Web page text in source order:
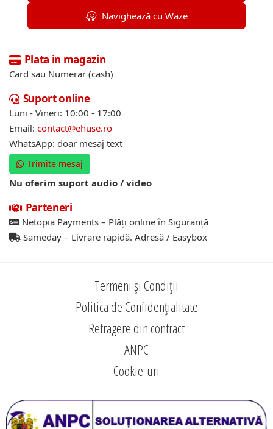
Navighează cu Waze
Plata in magazin
Card sau Numerar (cash)
Suport online
Luni - Vineri: 10:00 - 17:00
Email: contact@ehuse.ro
WhatsApp: doar mesaj text
Trimite mesaj
Nu oferim suport audio / video
Parteneri
Netopia Payments – Plăți online în Siguranță
Sameday – Livrare rapidă. Adresă / Easybox
Termeni și Condiții
Politica de Confidențialitate
Retragere din contract
ANPC
Cookie-uri